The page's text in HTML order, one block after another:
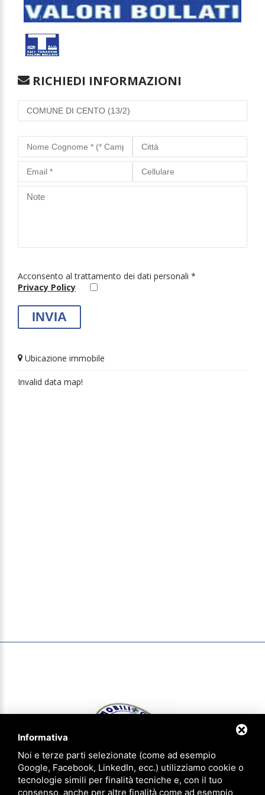
1/1
RICHIEDI INFORMAZIONI
Acconsento al trattamento dei dati personali *
Privacy Policy
Ubicazione immobile
Invalid data map!
Informativa
Noi e terze parti selezionate (come ad esempio
Google, Facebook, LinkedIn, ecc.) utilizziamo cookie o
tecnologie simili per finalità tecniche e, con il tuo
consenso, anche per altre finalità come ad esempio